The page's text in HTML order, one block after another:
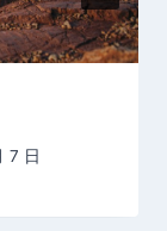
7 日